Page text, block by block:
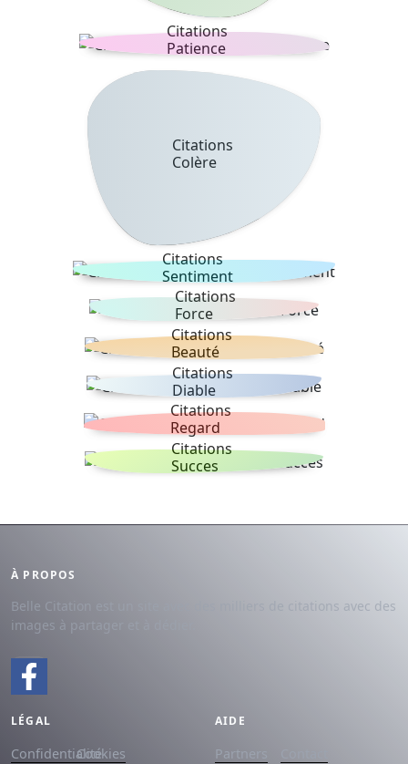
Citations
Patience
Citations
Colère
Citations
Sentiment
Citations
Force
Citations
Beauté
Citations
Diable
Citations
Regard
Citations
Succes
À PROPOS
Belle Citation est un site avec des milliers de citations avec des
images à partager et à dédier.
LÉGAL
ConfidentialitéCookies
AIDE
Partners